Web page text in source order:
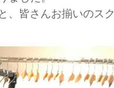
、皆さんお揃いのスク